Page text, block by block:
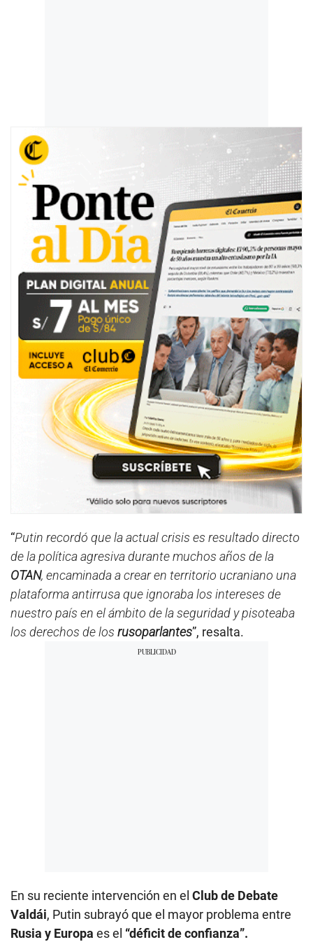
“Putin recordó que la actual crisis es resultado directo
de la política agresiva durante muchos años de la
OTAN, encaminada a crear en territorio ucraniano una
plataforma antirrusa que ignoraba los intereses de
nuestro país en el ámbito de la seguridad y pisoteaba
los derechos de los rusoparlantes”, resalta.
En su reciente intervención en el Club de Debate
Valdái, Putin subrayó que el mayor problema entre
Rusia y Europa es el “déficit de confianza”.